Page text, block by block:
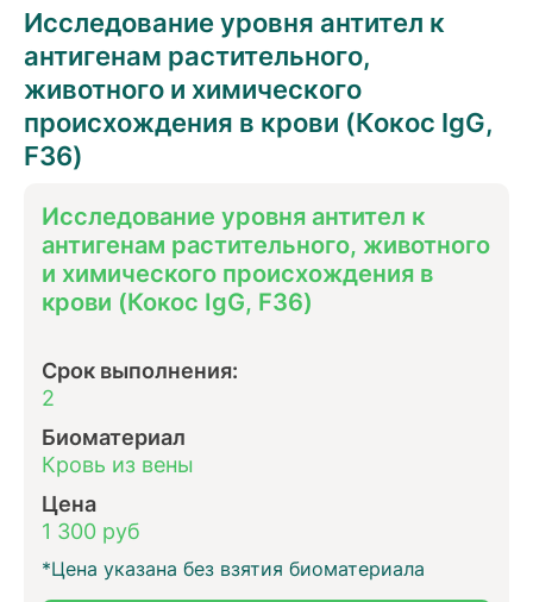
Исследование уровня антител к
антигенам растительного,
животного и химического
происхождения в крови (Кокос IgG,
F36)
Исследование уровня антител к
антигенам растительного, животного
и химического происхождения в
крови (Кокос IgG, F36)
Срок выполнения:
2
Биоматериал
Кровь из вены
Цена
1 300 руб
*Цена указана без взятия биоматериала